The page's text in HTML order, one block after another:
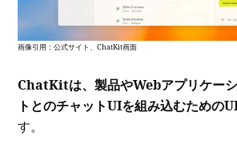
画像引用：公式サイト、ChatKit画面
ChatKitは、製品やWebアプリケー
トとのチャットUIを組み込むための
す。